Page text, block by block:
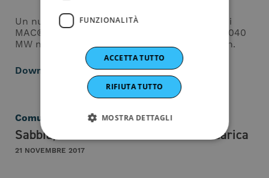
Un nuovo ordine dalla Corea del Sud: i sistemi
MAC®+MAR® a secco per 2 caldaie USC da 1.040
MW nella centrale elettrica di Gangneung Anin.
Download
Comunicati
Sabbia, mare e sole la natura dà la carica
21 NOVEMBRE 2017
FUNZIONALITÀ
ACCETTA TUTTO
RIFIUTA TUTTO
MOSTRA DETTAGLI